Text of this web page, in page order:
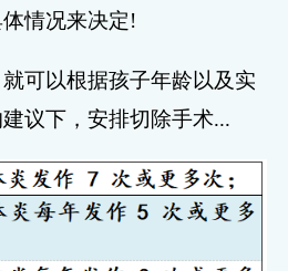
情况来决定!
就可以根据孩子年龄以及实
议下，安排切除手术...